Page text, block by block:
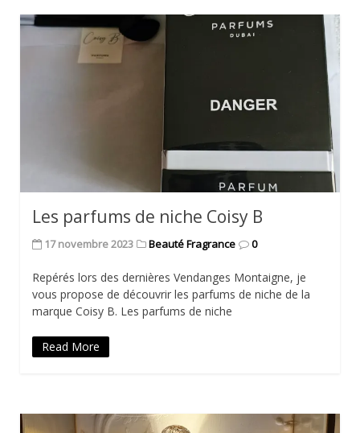
Les parfums de niche Coisy B
17 novembre 2023 Beauté Fragrance 0
Repérés lors des dernières Vendanges Montaigne, je
vous propose de découvrir les parfums de niche de la
marque Coisy B. Les parfums de niche
Read More